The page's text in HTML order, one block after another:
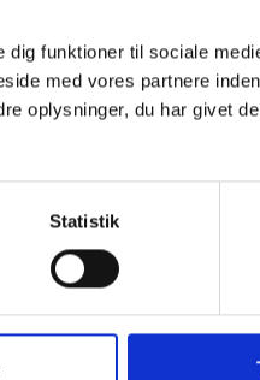
funktioner til sociale
med vores partnere
oplysninger, du har givet
Statistik
om
om produktet,
i aftaleforholdet mellem
lejeren kender
af
i anmeldelsen til DataHub.
kan registrere,
lejeren har givet – f.eks.
på lejerens vegne,